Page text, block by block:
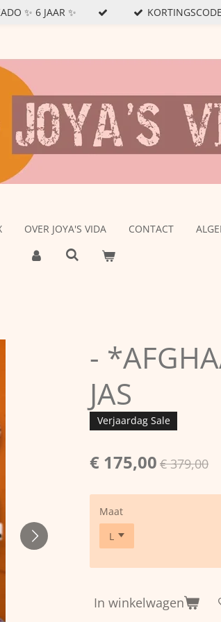
✨ 6 JAAR ✨
OVER JOYA'S VIDA CONTACT
-
JAS
Verjaardag Sale
€ 175,00 € 379,00
Maat
In winkelwagen